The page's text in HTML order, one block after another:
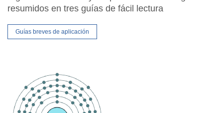
resumidos en tres guías de fácil lectura
Guías breves de aplicación